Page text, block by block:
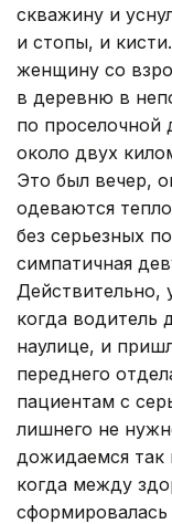
скважину и
и стопы, и
женщину со
в деревню в
по проселочной
около двух
Это был вечер,
одеваются
без серьезных
симпатичная
Действительно,
когда водитель
наулице, и
переднего
пациентам с
лишнего не
дожидаемся так
когда между
сформировалась